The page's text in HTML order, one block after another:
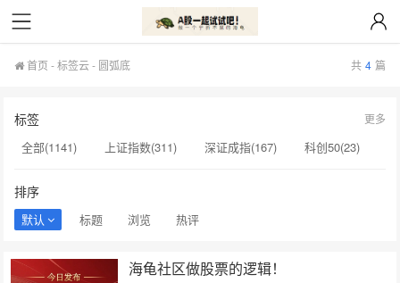
首页 -标签云- 圆弧底 共 4 篇
标签
全部(1141) 上证指数(311) 深证成指(167)
科创50(23)
macd(12)
创新药(11) 寒武纪(10)
招商公路(3)
北证50(3) 龙蟠科技(3)
天和磁材(3)
更多
排序
默认 标题 浏览 热评
海龟社区做股票的逻辑！